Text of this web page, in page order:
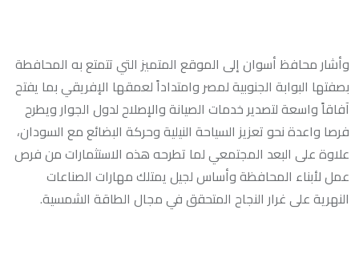
وأشار محافظ أسوان إلى الموقع المتميز التي تتمتع به المحافطة
بصفتها البوابة الجنوبية لمصر وامتداداً لعمقها الإفريقي بما يفتح
آفاقاً واسعة لتصدير خدمات الصيانة والإصلاح لدول الجوار ويطرح
فرصا واعدة نحو تعزيز السياحة النيلية وحركة البضائع مع السودان،
علاوة على البعد المجتمعي لما تطرحه هذه الاستثمارات من فرص
عمل لأبناء المحافظة وأساس لجيل يمتلك مهارات الصناعات
النهرية على غرار النجاح المتحقق في مجال الطاقة الشمسية.